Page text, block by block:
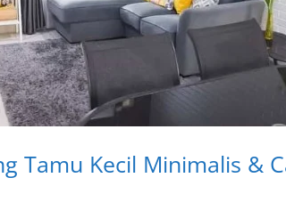
Tamu Kecil Minimalis &